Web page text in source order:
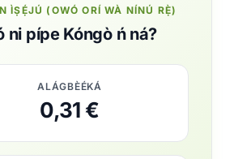
ÌṢẸ́JÚ (OWÓ ORÍ WÀ NÍNÚ RẸ̀)
ni pípe Kóngò ń ná?
ALÁGBÈÉKÁ
0,31 €